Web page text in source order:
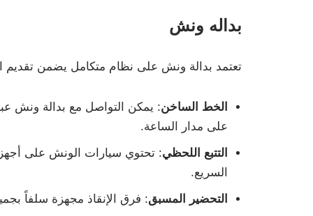
بداله ونش
تعتمد بدالة ونش على نظام متكامل يضمن
الخط الساخن
على مدار الساعة.
التتبع اللحظي: تحتوي سيارات الونش على
السريع.
التحضير المسبق: فرق الإنقاذ مجهزة سلفاً